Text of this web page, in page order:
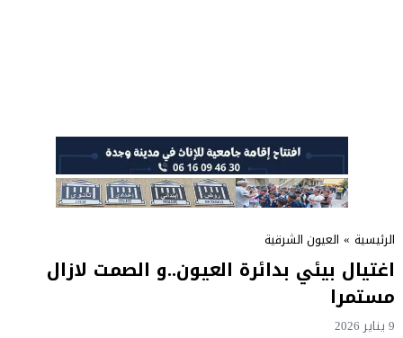
الرئيسية » العيون الشرقية
اغتيال بيئي بدائرة العيون..و الصمت لازال
مستمرا
9 يناير 2026